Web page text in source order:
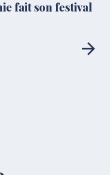
fait son festival